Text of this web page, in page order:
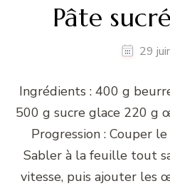
Pâte
29
Ingrédients : 400 g
500 g sucre glace 220
Progression : Couper
Sabler à la feuille tout
vitesse, puis ajouter les